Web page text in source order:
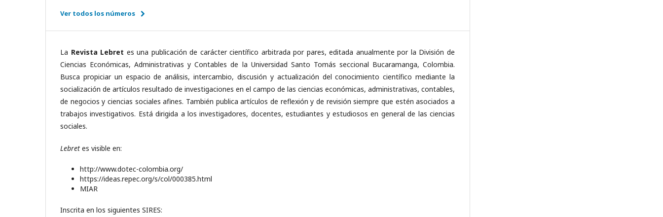
Ver todos los números
La Revista Lebret es una publicación de carácter científico arbitrada por pares, editada anualmente por la División de
Ciencias Económicas, Administrativas y Contables de la Universidad Santo Tomás seccional Bucaramanga, Colombia.
Busca propiciar un espacio de análisis, intercambio, discusión y actualización del conocimiento científico mediante la
socialización de artículos resultado de investigaciones en el campo de las ciencias económicas, administrativas, contables,
de negocios y ciencias sociales afines. También publica artículos de reflexión y de revisión siempre que estén asociados a
trabajos investigativos. Está dirigida a los investigadores, docentes, estudiantes y estudiosos en general de las ciencias
sociales.
Lebret es visible en:
http://www.dotec-colombia.org/
https://ideas.repec.org/s/col/000385.html
MIAR
Inscrita en los siguientes SIRES: